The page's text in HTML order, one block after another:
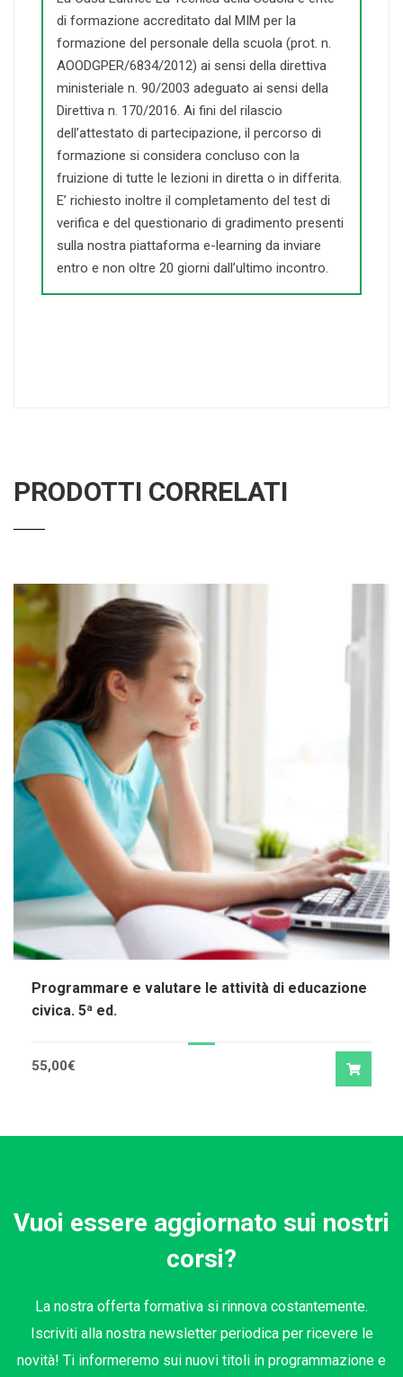
di formazione accreditato dal MIM per la
formazione del personale della scuola (prot. n.
AOODGPER/6834/2012) ai sensi della direttiva
ministeriale n. 90/2003 adeguato ai sensi della
Direttiva n. 170/2016. Ai fini del rilascio
dell’attestato di partecipazione, il percorso di
formazione si considera concluso con la
fruizione di tutte le lezioni in diretta o in differita.
E’ richiesto inoltre il completamento del test di
verifica e del questionario di gradimento presenti
sulla nostra piattaforma e-learning da inviare
entro e non oltre 20 giorni dall’ultimo incontro.
PRODOTTI CORRELATI
Programmare e valutare le attività di educazione
civica. 5ª ed.
55,00€
Vuoi essere aggiornato sui nostri
corsi?
La nostra offerta formativa si rinnova costantemente.
Iscriviti alla nostra newsletter periodica per ricevere le
novità! Ti informeremo sui nuovi titoli in programmazione e